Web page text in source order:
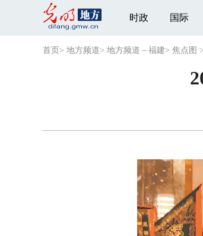
时政 国际
首页 > 地方频道> 地方频道－福建> 焦点图 >